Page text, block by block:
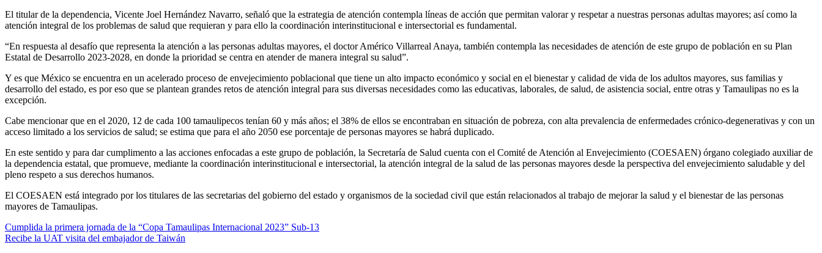
El titular de la dependencia, Vicente Joel Hernández Navarro, señaló que la estrategia de atención contempla líneas de acción que permitan valorar y respetar a nuestras personas adultas mayores; así como la
atención integral de los problemas de salud que requieran y para ello la coordinación interinstitucional e intersectorial es fundamental.
“En respuesta al desafío que representa la atención a las personas adultas mayores, el doctor Américo Villarreal Anaya, también contempla las necesidades de atención de este grupo de población en su Plan
Estatal de Desarrollo 2023-2028, en donde la prioridad se centra en atender de manera integral su salud”.
Y es que México se encuentra en un acelerado proceso de envejecimiento poblacional que tiene un alto impacto económico y social en el bienestar y calidad de vida de los adultos mayores, sus familias y
desarrollo del estado, es por eso que se plantean grandes retos de atención integral para sus diversas necesidades como las educativas, laborales, de salud, de asistencia social, entre otras y Tamaulipas no es la
excepción.
Cabe mencionar que en el 2020, 12 de cada 100 tamaulipecos tenían 60 y más años; el 38% de ellos se encontraban en situación de pobreza, con alta prevalencia de enfermedades crónico-degenerativas y con un
acceso limitado a los servicios de salud; se estima que para el año 2050 ese porcentaje de personas mayores se habrá duplicado.
En este sentido y para dar cumplimento a las acciones enfocadas a este grupo de población, la Secretaría de Salud cuenta con el Comité de Atención al Envejecimiento (COESAEN) órgano colegiado auxiliar de
la dependencia estatal, que promueve, mediante la coordinación interinstitucional e intersectorial, la atención integral de la salud de las personas mayores desde la perspectiva del envejecimiento saludable y del
pleno respeto a sus derechos humanos.
El COESAEN está integrado por los titulares de las secretarias del gobierno del estado y organismos de la sociedad civil que están relacionados al trabajo de mejorar la salud y el bienestar de las personas
mayores de Tamaulipas.
Navegación
de
Cumplida la primera jornada de la “Copa Tamaulipas Internacional 2023” Sub-13
Recibe la UAT visita del embajador de Taiwán